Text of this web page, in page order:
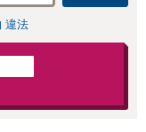
違法